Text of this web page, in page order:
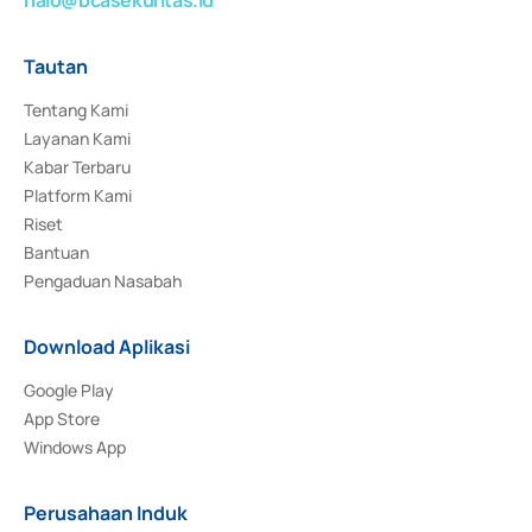
Tautan
Tentang Kami
Layanan Kami
Kabar Terbaru
Platform Kami
Riset
Bantuan
Pengaduan Nasabah
Download Aplikasi
Google Play
App Store
Windows App
Perusahaan Induk